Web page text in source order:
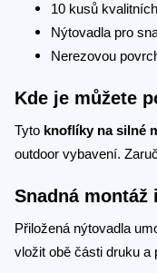
10 kusů kvalitních
Nýtovadla pro
Nerezovou
Kde je můžete
Tyto knoflíky na silné
outdoor vybavení.
Snadná montáž
Přiložená nýtovadla
vložit obě části druku a